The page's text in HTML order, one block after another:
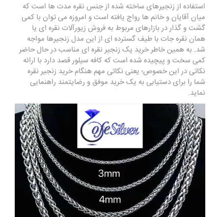
استفاده از زنجیرهای ساخته شده از جنس نقره مدت ها است که
میان آقایان و خانم ها رواج یافته است و امروزه می توان با کمی
گشت و گذار در بازارهای مربوط به فروش زیورآلات نقره ای یا
همان نقره جات با طیف گسترده ای از این مدل زنجیرها مواجه
شد. به همین خاطر خرید یک زنجیر نقره ای مناسب در حال حاضر
کمی سخت و پیچیده شده است که کافه سیلور قصد دارد با ارائه
نکاتی در این خصوص؛ یعنی نکاتی مهم هنگام خرید زنجیر نقره
شما را برای دستیابی به یک خرید موفق و رضایتمند راهنمایی
نماید.